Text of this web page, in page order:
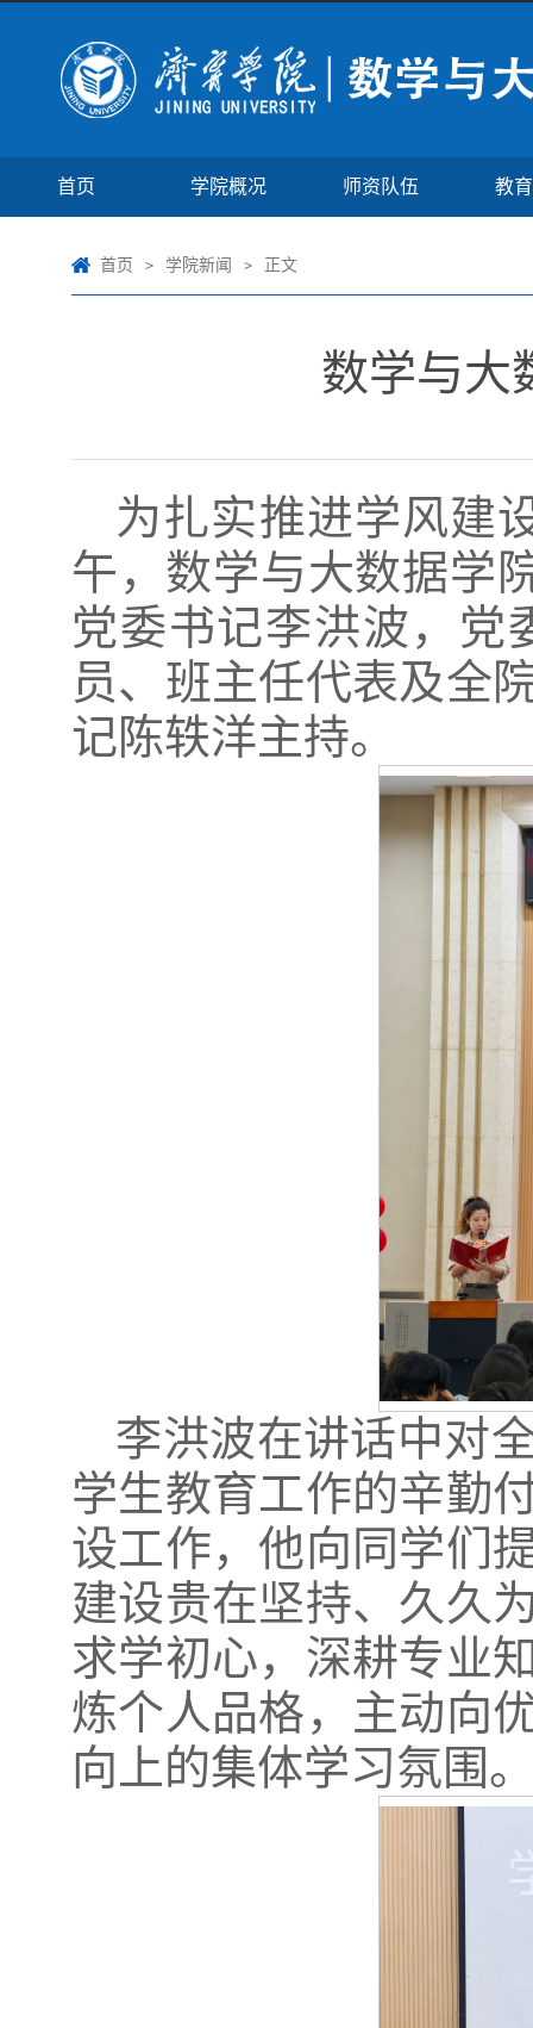
首页 学院概况 师资队伍 教
首页 > 学院新闻 > 正文
数学与大
为扎实推进学风建
午，数学与大数据学
党委书记李洪波，党
员、班主任代表及全
记陈轶洋主持。
李洪波在讲话中对
学生教育工作的辛勤
设工作，他向同学们
建设贵在坚持、久久
求学初心，深耕专业
炼个人品格，主动向
向上的集体学习氛围